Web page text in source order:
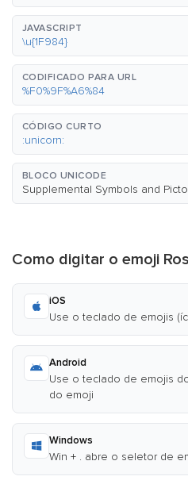
JAVASCRIPT
\u{1F984}
CODIFICADO PARA URL
%F0%9F%A6%84
CÓDIGO CURTO
:unicorn:
BLOCO UNICODE
Supplemental Symbols and
Como digitar o emoji
iOS
Use o teclado de emojis
Android
Use o teclado de emojis
do emoji
Windows
Win + . abre o seletor de